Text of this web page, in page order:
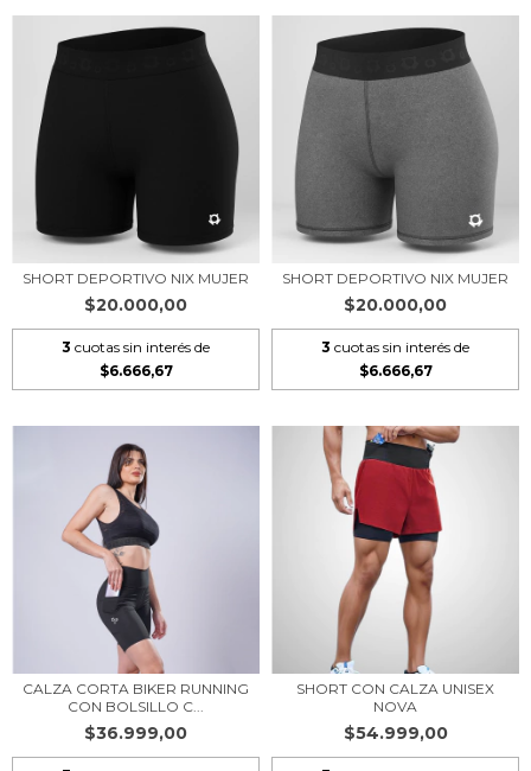
SHORT DEPORTIVO NIX MUJER
$20.000,00
3 cuotas sin interés de
$6.666,67
SHORT DEPORTIVO NIX MUJER
$20.000,00
3 cuotas sin interés de
$6.666,67
CALZA CORTA BIKER RUNNING
CON BOLSILLO C...
$36.999,00
SHORT CON CALZA UNISEX
NOVA
$54.999,00